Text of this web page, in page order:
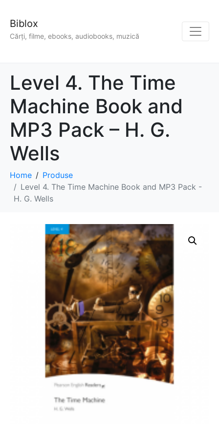
Biblox
Cărți, filme, ebooks, audiobooks, muzică
Level 4. The Time
Machine Book and
MP3 Pack – H. G.
Wells
Home
Produse
Level 4. The Time Machine Book and MP3 Pack -
H. G. Wells